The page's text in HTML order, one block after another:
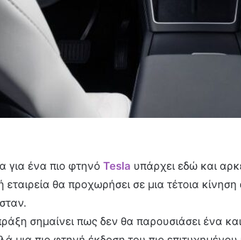
για ένα πιο φτηνό Tesla υπάρχει εδώ και
εταιρεία θα προχωρήσει σε μια τέτοια
σημαίνει πως δεν θα παρουσιάσει ένα